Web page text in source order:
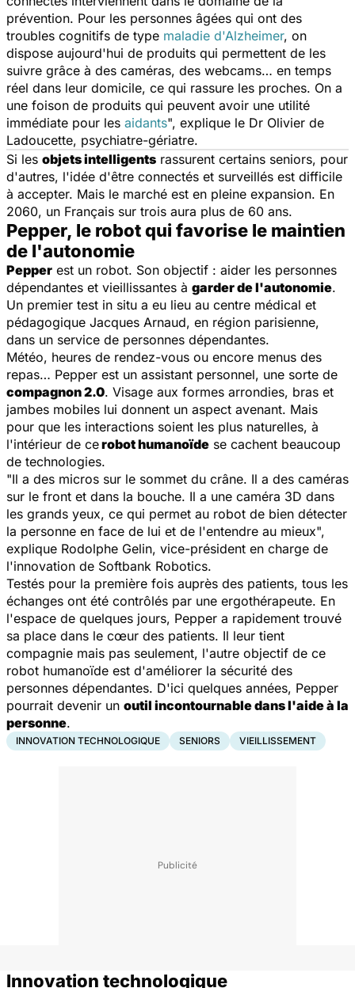
prévention. Pour les personnes âgées qui ont des
troubles cognitifs de type maladie d'Alzheimer, on
dispose aujourd'hui de produits qui permettent de les
suivre grâce à des caméras, des webcams… en temps
réel dans leur domicile, ce qui rassure les proches. On a
une foison de produits qui peuvent avoir une utilité
immédiate pour les aidants", explique le Dr Olivier de
Ladoucette, psychiatre-gériatre.
Si les objets intelligents rassurent certains seniors, pour
d'autres, l'idée d'être connectés et surveillés est difficile
à accepter. Mais le marché est en pleine expansion. En
2060, un Français sur trois aura plus de 60 ans.
Pepper, le robot qui favorise le maintien
de l'autonomie
Pepper est un robot. Son objectif : aider les personnes
dépendantes et vieillissantes à garder de l'autonomie.
Un premier test in situ a eu lieu au centre médical et
pédagogique Jacques Arnaud, en région parisienne,
dans un service de personnes dépendantes.
Météo, heures de rendez-vous ou encore menus des
repas… Pepper est un assistant personnel, une sorte de
compagnon 2.0. Visage aux formes arrondies, bras et
jambes mobiles lui donnent un aspect avenant. Mais
pour que les interactions soient les plus naturelles, à
l'intérieur de cerobot humanoïde se cachent beaucoup
de technologies.
"Il a des micros sur le sommet du crâne. Il a des caméras
sur le front et dans la bouche. Il a une caméra 3D dans
les grands yeux, ce qui permet au robot de bien détecter
la personne en face de lui et de l'entendre au mieux",
explique Rodolphe Gelin, vice-président en charge de
l'innovation de Softbank Robotics.
Testés pour la première fois auprès des patients, tous les
échanges ont été contrôlés par une ergothérapeute. En
l'espace de quelques jours, Pepper a rapidement trouvé
sa place dans le cœur des patients. Il leur tient
compagnie mais pas seulement, l'autre objectif de ce
robot humanoïde est d'améliorer la sécurité des
personnes dépendantes. D'ici quelques années, Pepper
pourrait devenir un outil incontournable dans l'aide à la
personne.
INNOVATION TECHNOLOGIQUE SENIORS VIEILLISSEMENT
Innovation technologique